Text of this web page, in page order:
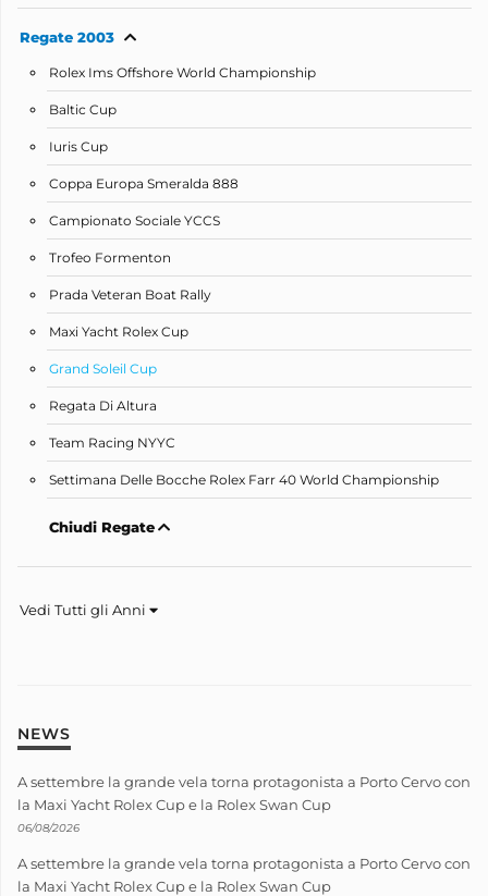
Regate 2003
Rolex Ims Offshore World Championship
Baltic Cup
Iuris Cup
Coppa Europa Smeralda 888
Campionato Sociale YCCS
Trofeo Formenton
Prada Veteran Boat Rally
Maxi Yacht Rolex Cup
Grand Soleil Cup
Regata Di Altura
Team Racing NYYC
Settimana Delle Bocche Rolex Farr 40 World Championship
Chiudi Regate
Vedi Tutti gli Anni
NEWS
A settembre la grande vela torna protagonista a Porto Cervo con
la Maxi Yacht Rolex Cup e la Rolex Swan Cup
06/08/2026
A settembre la grande vela torna protagonista a Porto Cervo con
la Maxi Yacht Rolex Cup e la Rolex Swan Cup